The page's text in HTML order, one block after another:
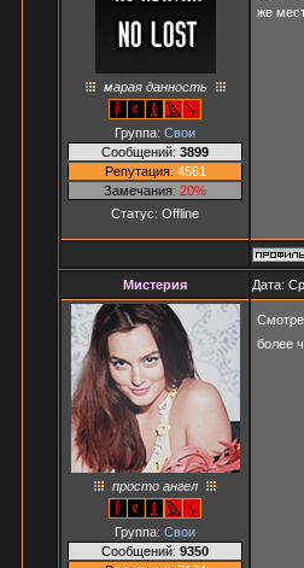
марая данность
Группа: Свои
Сообщений: 3899
Репутация: 4561
Замечания: 20%
Статус: Offline
же
Мистерия Дата:
просто ангел
Группа: Свои
Сообщений: 9350
более